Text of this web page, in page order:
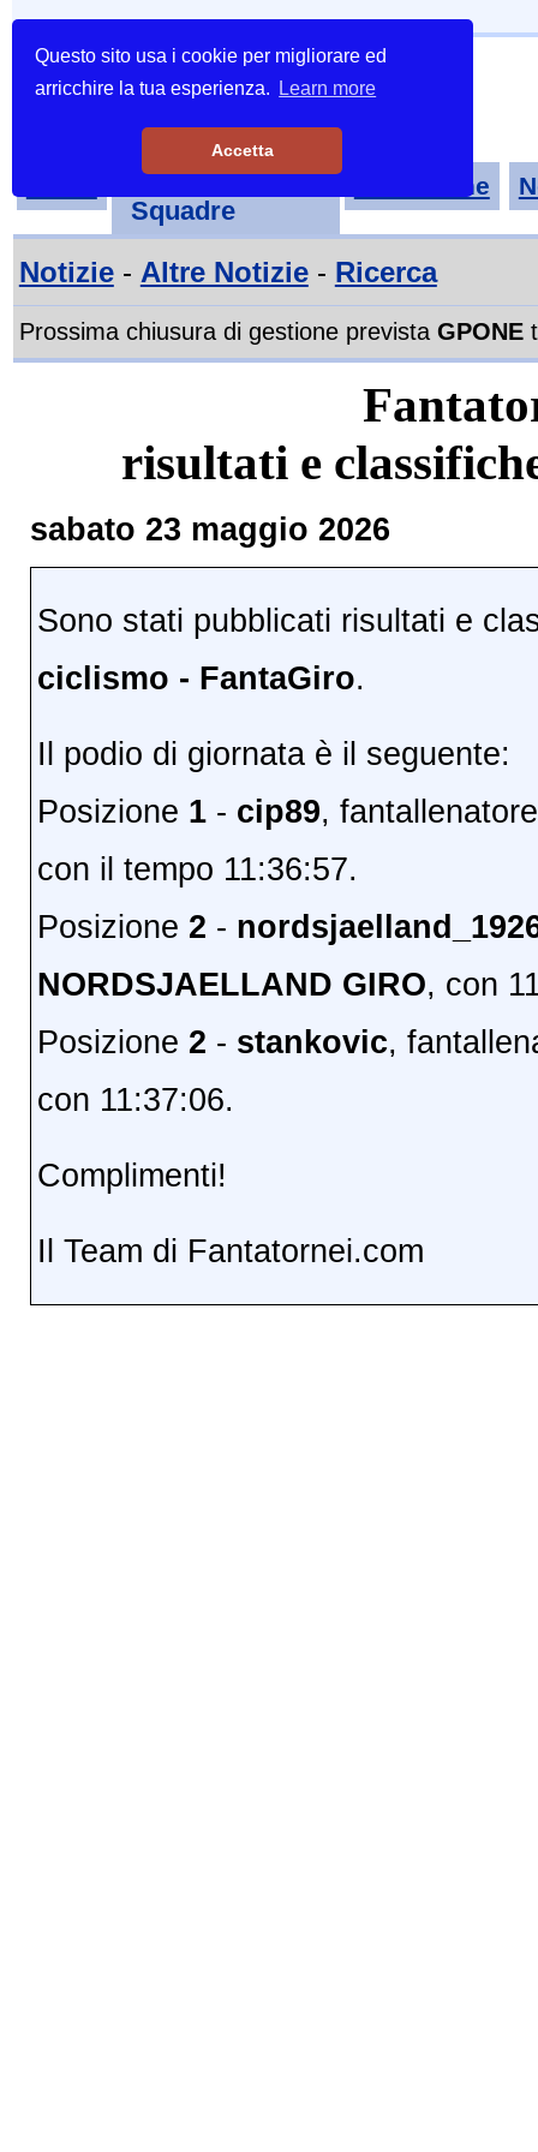
Questo sito usa i cookie per migliorare ed
arricchire la tua esperienza.
Learn more
Accetta
Tornei-
Squadre
Classifiche
Notizie- Altre Notizie- Ricerca
Prossima chiusura di gestione prevista GPONE
risultati e
sabato 23 maggio 2026
Sono stati pubblicati risultati e
ciclismo - FantaGiro.
Il podio di giornata è il seguente:
Posizione 1- cip89,
con il tempo 11:36:57.
Posizione 2 -
NORDSJAELLAND GIRO, con
Posizione 2 - stankovic,
con 11:37:06.
Complimenti!
Il Team di Fantatornei.com